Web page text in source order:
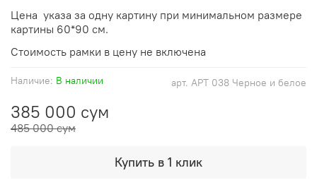
арт. АРТ 038 Черное и белое
Наличие: В наличии
385 000 сум
485 000 сум
Купить в 1 клик
Цена указа за одну картину при минимальном размере
картины 60*90 см.
Стоимость рамки в цену не включена